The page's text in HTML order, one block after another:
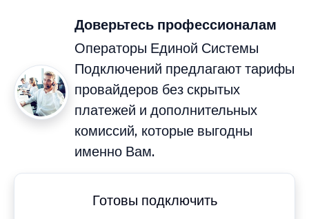
Доверьтесь профессионалам
Операторы Единой Системы
Подключений предлагают тарифы
провайдеров без скрытых
платежей и дополнительных
комиссий, которые выгодны
именно Вам.
Готовы подключить